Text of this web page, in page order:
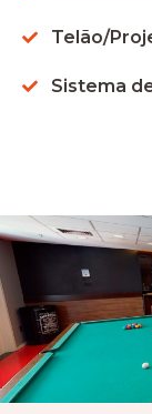
Telão/
Sistema